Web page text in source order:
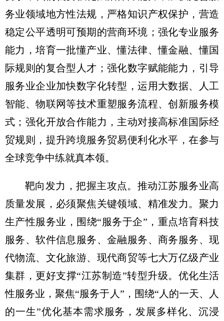
务业领域地方性法规，严格知识产权保护，营造
稳定公平透明可预期的营商环境；强化专业服务
能力，培育一批懂产业、懂法律、懂金融、懂国
际规则的复合型人才；强化数字赋能能力，引导
服务业企业加快数字化转型，运用大数据、人工
智能、物联网等技术重塑服务流程、创新服务模
式；强化开放合作能力，主动对接高标准国际经
贸规则，提升跨境服务贸易便利化水平，在参与
全球竞争中练就真本领。
靶向发力，把握主攻点。推动江苏服务业高
质量发展，必须聚焦关键领域、精准发力。聚力
生产性服务业，围绕“服务于企”，重点培育科技
服务、软件信息服务、金融服务、商务服务、现
代物流、文化旅游、现代商贸等七大万亿级产业
集群，更好支撑“江苏制造”转型升级。优化生活
性服务业，聚焦“服务于人”，围绕“人的一天、人
的一生”优化基本需求服务，发展多样化、沉浸